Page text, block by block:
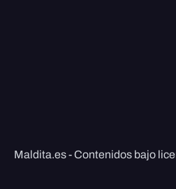
Maldita.es - Contenidos bajo